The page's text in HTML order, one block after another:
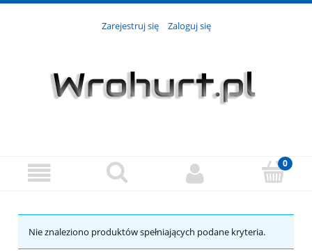
Zarejestruj się Zaloguj się
Nie znaleziono produktów spełniających podane kryteria.